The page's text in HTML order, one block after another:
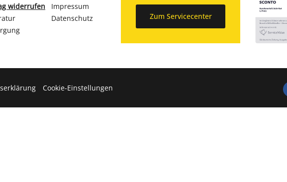
widerrufen
Impressum
Datenschutz
Zum Servicecenter
Cookie-Einstellungen